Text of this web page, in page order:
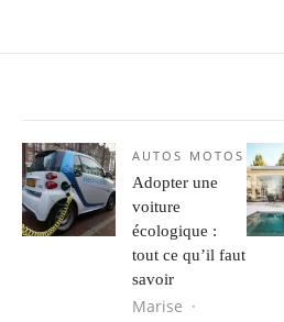
AUTOS MOTOS
Adopter une
voiture
écologique :
tout ce qu’il faut
savoir
Marise